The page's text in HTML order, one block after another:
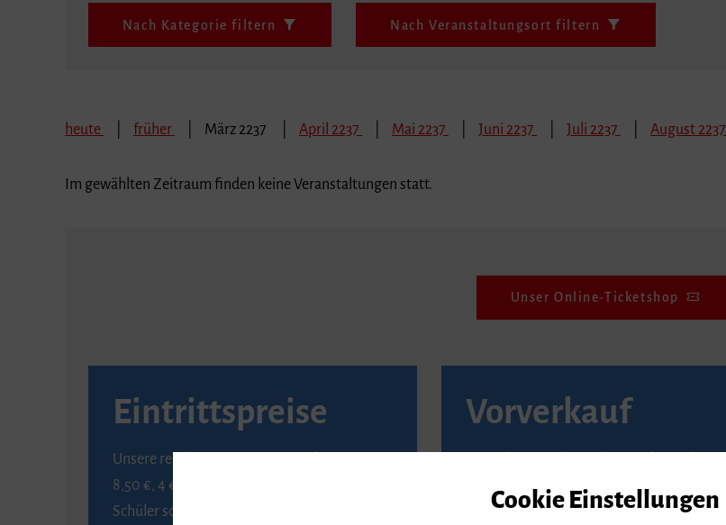
Nach Kategorie filtern Nach Veranstaltungsort filtern
heute früher März 2237 April 2237 Mai 2237 Juni 2237 Juli 2237 August 2237
Im gewählten Zeitraum finden keine Veranstaltungen statt.
Unser Online-Ticketshop
Eintrittspreise
Unsere regulären Eintrittspreise betragen
8,50 €, 4 € ermäßigt für Schülerinnen und
Schüler sowie Studierende gegen Vorlage
Vorverkauf
Seite von Reservix.
Cookie Einstellungen